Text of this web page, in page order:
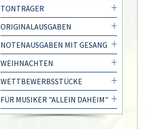
TONTRÄGER
ORIGINALAUSGABEN
NOTENAUSGABEN MIT GESANG
WEIHNACHTEN
WETTBEWERBSSTÜCKE
FÜR MUSIKER "ALLEIN DAHEIM"